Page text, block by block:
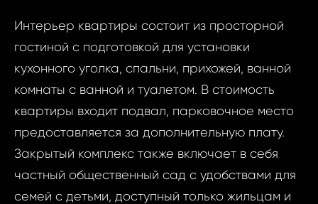
Интерьер квартиры состоит из просторной
гостиной с подготовкой для установки
кухонного уголка, спальни, прихожей, ванной
комнаты с ванной и туалетом. В стоимость
квартиры входит подвал, парковочное место
предоставляется за дополнительную плату.
Закрытый комплекс также включает в себя
частный общественный сад с удобствами для
семей с детьми, доступный только жильцам и